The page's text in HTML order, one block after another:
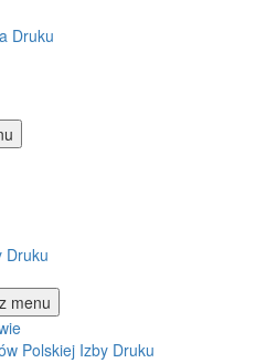
Druku
menu
Polskiej Izby Druku